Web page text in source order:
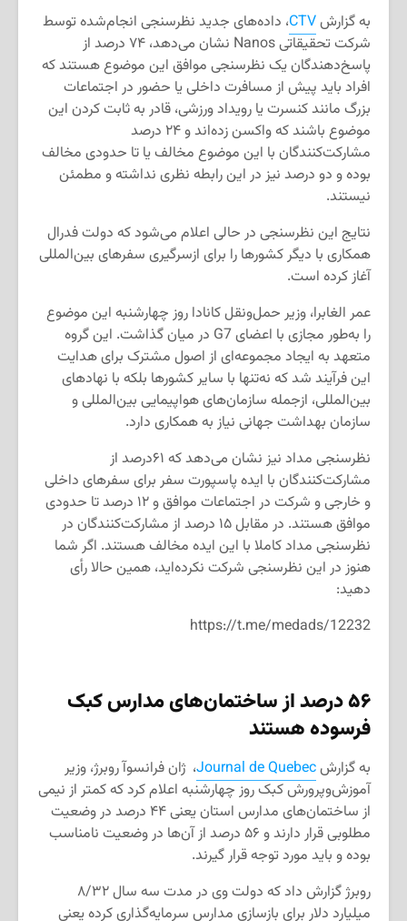
به گزارشCTV، داده‌های جدید نظرسنجی انجام‌شده توسط
شرکت تحقیقاتی Nanos نشان می‌دهد، ۷۴ درصد از
پاسخ‌دهندگان یک نظرسنجی موافق این موضوع هستند که
افراد باید پیش از مسافرت داخلی یا حضور در اجتماعات
بزرگ مانند کنسرت یا رویداد ورزشی، قادر به ثابت کردن این
موضوع باشند که واکسن زده‌اند و ۲۴ درصد
مشارکت‌کنندگان با این موضوع مخالف یا تا حدودی مخالف
بوده و دو درصد نیز در این رابطه نظری نداشته و مطمئن
نیستند.
نتایج این نظرسنجی در حالی اعلام می‌شود که دولت فدرال
همکاری با دیگر کشورها را برای ازسرگیری سفرهای بین‌المللی
آغاز کرده است.
عمر الغابرا، وزیر حمل‌ونقل کانادا روز چهارشنبه این موضوع
را به‌طور مجازی با اعضای G7 در میان گذاشت. این گروه
متعهد به ایجاد مجموعه‌ای از اصول مشترک برای هدایت
این فرآیند شد که نه‌تنها با سایر کشورها بلکه با نهادهای
بین‌المللی، ازجمله سازمان‌های هواپیمایی بین‌المللی و
سازمان بهداشت جهانی نیاز به همکاری دارد.
نظرسنجی مداد نیز نشان می‌دهد که ۶۱درصد از
مشارکت‌کنندگان با ایده پاسپورت سفر برای سفرهای داخلی
و خارجی و شرکت در اجتماعات موافق و ۱۲ درصد تا حدودی
موافق هستند. در مقابل ۱۵ درصد از مشارکت‌کنندگان در
نظرسنجی مداد کاملا با این ایده مخالف هستند. اگر شما
هنوز در این نظرسنجی شرکت نکرده‌اید، همین حالا رأی
دهید:
https://t.me/medads/12232
۵۶ درصد از ساختمان‌های مدارس کبک
فرسوده هستند
به گزارشJournal de Quebec، ژان فرانسوآ روبرژ، وزیر
آموزش‌وپرورش کبک روز چهارشنبه اعلام کرد که کمتر از نیمی
از ساختمان‌های مدارس استان یعنی ۴۴ درصد در وضعیت
مطلوبی قرار دارند و ۵۶ درصد از آن‌ها در وضعیت نامناسب
بوده و باید مورد توجه قرار گیرند.
روبرژ گزارش داد که دولت وی در مدت سه سال ۸/۳۲
میلیارد دلار برای بازسازی مدارس سرمایه‌گذاری کرده یعنی